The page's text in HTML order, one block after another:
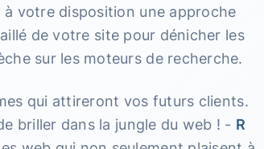
votre disposition une approche
de votre site pour dénicher les
sur les moteurs de recherche.
qui attireront vos futurs clients.
briller dans la jungle du web ! - R